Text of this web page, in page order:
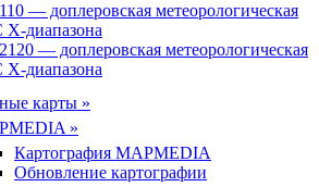
— доплеровская метеорологическая
диапазона
— доплеровская метеорологическая
диапазона
карты »
»
Картография MAPMEDIA
Обновление картографии